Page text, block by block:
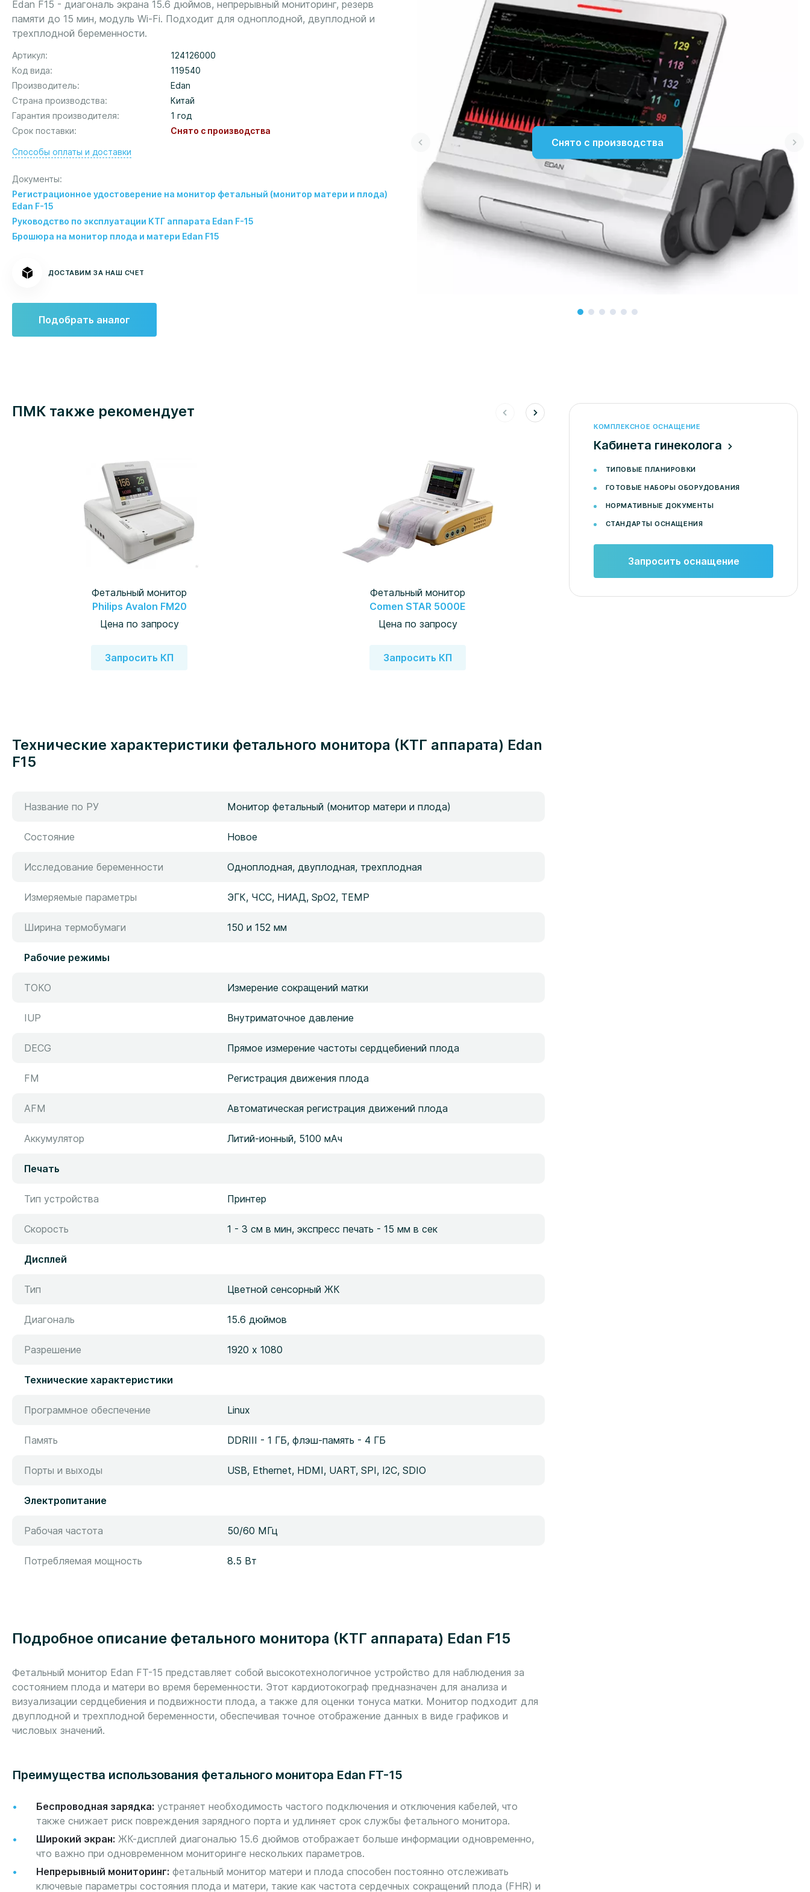
Edan F15 - диагональ экрана 15.6 дюймов, непрерывный мониторинг, резерв
памяти до 15 мин, модуль Wi-Fi. Подходит для одноплодной, двуплодной и
трехплодной беременности.
Артикул
124126000
Код вида
119540
Производитель
Edan
Страна производства
Китай
Гарантия производителя
1 год
Срок поставки
Снято с производства
Способы оплаты и доставки
Документы
Регистрационное удостоверение на монитор фетальный (монитор матери и плода)
Edan F-15
Руководство по эксплуатации КТГ аппарата Edan F-15
Брошюра на монитор плода и матери Edan F15
ДОСТАВИМ ЗА НАШ СЧЕТ
Подобрать аналог
Снято с производства
ПМК также рекомендует
Фетальный монитор
Philips Avalon FM20
Цена по запросу
Запросить КП
Фетальный монитор
Comen STAR 5000E
Цена по запросу
Запросить КП
Технические характеристики фетального монитора (КТГ аппарата) Edan
F15
Название по РУ Монитор фетальный (монитор матери и плода)
Состояние Новое
Исследование беременности Одноплодная, двуплодная, трехплодная
Измеряемые параметры ЭГК, ЧСС, НИАД, SpO2, TEMP
Ширина термобумаги 150 и 152 мм
Рабочие режимы
ТОКО Измерение сокращений матки
IUP Внутриматочное давление
DECG Прямое измерение частоты сердцебиений плода
FM Регистрация движения плода
AFM Автоматическая регистрация движений плода
Аккумулятор Литий-ионный, 5100 мАч
Печать
Тип устройства Принтер
Скорость 1 - 3 см в мин, экспресс печать - 15 мм в сек
Дисплей
Тип Цветной сенсорный ЖК
Диагональ 15.6 дюймов
Разрешение 1920 х 1080
Технические характеристики
Программное обеспечение Linux
Память DDRIII - 1 ГБ, флэш-память - 4 ГБ
Порты и выходы USB, Ethernet, HDMI, UART, SPI, I2C, SDIO
Электропитание
Рабочая частота 50/60 МГц
Потребляемая мощность 8.5 Вт
Подробное описание фетального монитора (КТГ аппарата) Edan F15
Фетальный монитор Edan FT-15 представляет собой высокотехнологичное устройство для наблюдения за
состоянием плода и матери во время беременности. Этот кардиотокограф предназначен для анализа и
визуализации сердцебиения и подвижности плода, а также для оценки тонуса матки. Монитор подходит для
двуплодной и трехплодной беременности, обеспечивая точное отображение данных в виде графиков и
числовых значений.
Преимущества использования фетального монитора Edan FT-15
Беспроводная зарядка: устраняет необходимость частого подключения и отключения кабелей, что
также снижает риск повреждения зарядного порта и удлиняет срок службы фетального монитора.
Широкий экран: ЖК-дисплей диагональю 15.6 дюймов отображает больше информации одновременно,
что важно при одновременном мониторинге нескольких параметров.
Непрерывный мониторинг: фетальный монитор матери и плода способен постоянно отслеживать
ключевые параметры состояния плода и матери, такие как частота сердечных сокращений плода (FHR) и
КОМПЛЕКСНОЕ ОСНАЩЕНИЕ
кабинета гинеколога
ТИПОВЫЕ ПЛАНИРОВКИ
ГОТОВЫЕ НАБОРЫ ОБОРУДОВАНИЯ
НОРМАТИВНЫЕ ДОКУМЕНТЫ
СТАНДАРТЫ ОСНАЩЕНИЯ
Запросить оснащение